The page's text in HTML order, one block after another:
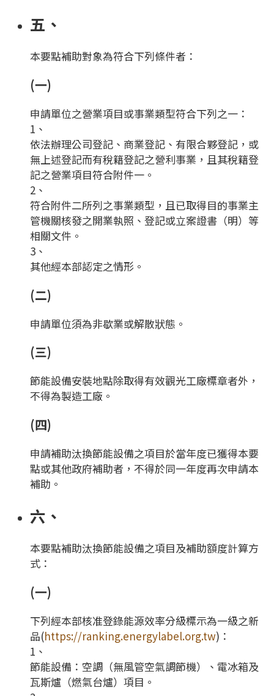
五、
本要點補助對象為符合下列條件者：
(一)
申請單位之營業項目或事業類型符合下列之一：
1、
依法辦理公司登記、商業登記、有限合夥登記，或
無上述登記而有稅籍登記之營利事業，且其稅籍登
記之營業項目符合附件一。
2、
符合附件二所列之事業類型，且已取得目的事業主
管機關核發之開業執照、登記或立案證書（明）等
相關文件。
3、
其他經本部認定之情形。
(二)
申請單位須為非歇業或解散狀態。
(三)
節能設備安裝地點除取得有效觀光工廠標章者外，
不得為製造工廠。
(四)
申請補助汰換節能設備之項目於當年度已獲得本要
點或其他政府補助者，不得於同一年度再次申請本
補助。
六、
本要點補助汰換節能設備之項目及補助額度計算方
式：
(一)
下列經本部核准登錄能源效率分級標示為一級之新
品(https://ranking.energylabel.org.tw)：
1、
節能設備：空調（無風管空氣調節機）、電冰箱及
瓦斯爐（燃氣台爐）項目。